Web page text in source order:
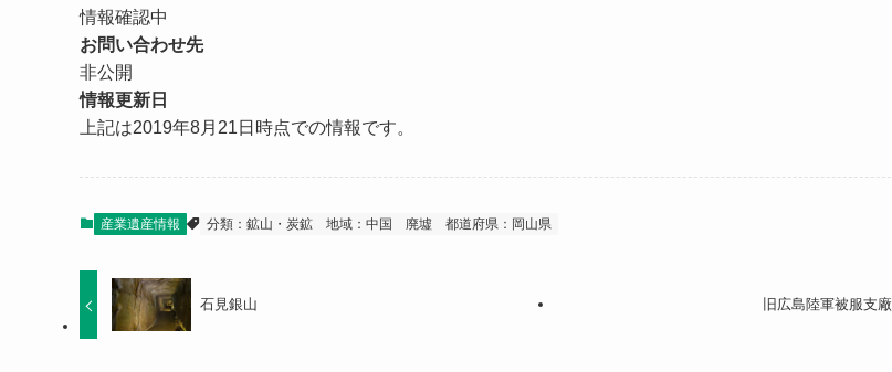
情報確認中
お問い合わせ先
非公開
情報更新日
上記は2019年8月21日時点での情報です。
産業遺産情報 分類：鉱山・炭鉱 地域：中国 廃墟 都道府県：岡山県
石見銀山 旧広島陸軍被服支廠